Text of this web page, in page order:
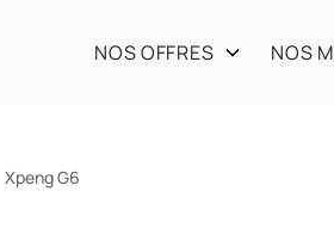
NOS OFFRES NOS
Xpeng G6